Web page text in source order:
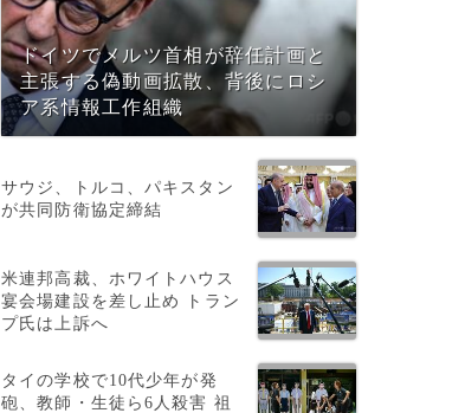
ドイツでメルツ首相が辞任計画と
主張する偽動画拡散、背後にロシ
ア系情報工作組織
サウジ、トルコ、パキスタン
が共同防衛協定締結
米連邦高裁、ホワイトハウス
宴会場建設を差し止め トラン
プ氏は上訴へ
タイの学校で10代少年が発
砲、教師・生徒ら6人殺害 祖